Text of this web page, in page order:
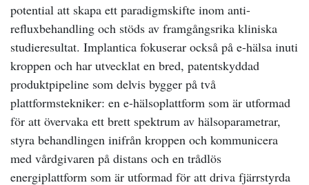
potential att skapa ett paradigmskifte inom anti-
refluxbehandling och stöds av framgångsrika kliniska
studieresultat. Implantica fokuserar också på e-hälsa inuti
kroppen och har utvecklat en bred, patentskyddad
produktpipeline som delvis bygger på två
plattformstekniker: en e-hälsoplattform som är utformad
för att övervaka ett brett spektrum av hälsoparametrar,
styra behandlingen inifrån kroppen och kommunicera
med vårdgivaren på distans och en trådlös
energiplattform som är utformad för att driva fjärrstyrda